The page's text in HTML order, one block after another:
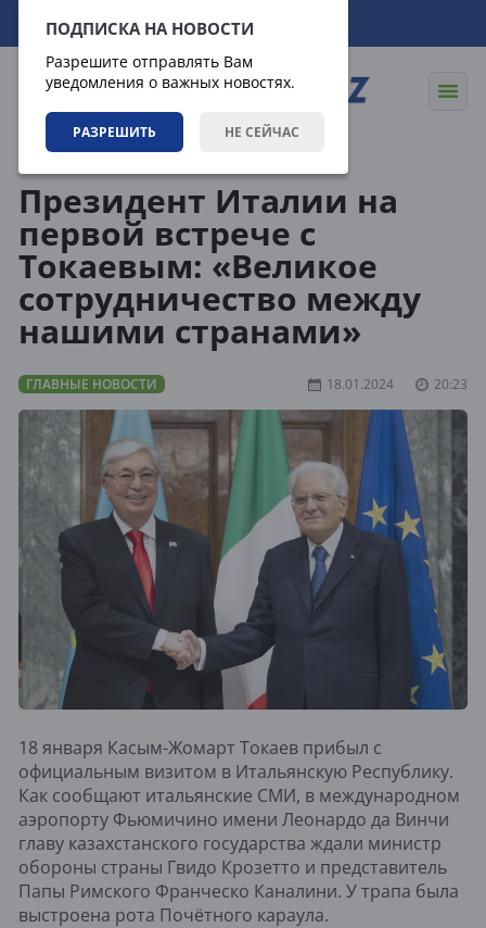
ПОДПИСКА НА НОВОСТИ
Разрешите отправлять Вам
уведомления о важных новостях.
РАЗРЕШИТЬ НЕ СЕЙЧАС
07.08.2026 03:18:31
Президент Италии на
первой встрече с
Токаевым: «Великое
сотрудничество между
нашими странами»
ГЛАВНЫЕ НОВОСТИ 18.01.2024 20:23
18 января Касым-Жомарт Токаев прибыл с
официальным визитом в Итальянскую Республику.
Как сообщают итальянские СМИ, в международном
аэропорту Фьюмичино имени Леонардо да Винчи
главу казахстанского государства ждали министр
обороны страны Гвидо Крозетто и представитель
Папы Римского Франческо Каналини. У трапа была
выстроена рота Почётного караула.